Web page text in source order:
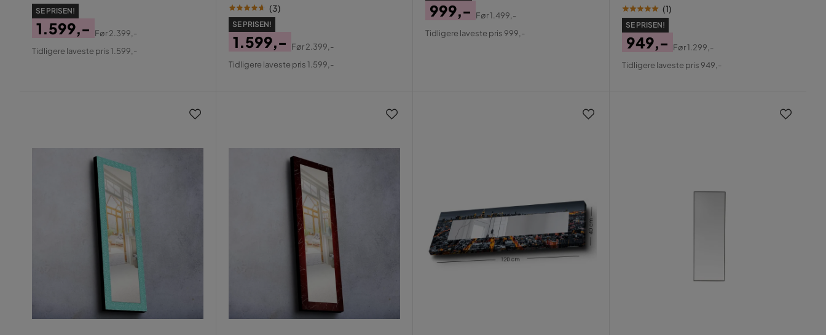
SE PRISEN!
Pris
1.599,-
Original
Før2.399,-
Tidligere laveste pris 1.599,-
(3)
SE PRISEN!
Pris
1.599,-
Original
Før2.399,-
Tidligere laveste pris 1.599,-
Pris
999,-
Original
Før1.499,-
Tidligere laveste pris 999,-
(1)
SE PRISEN!
Pris
949,-
Original
Før1.299,-
Tidligere laveste pris 949,-